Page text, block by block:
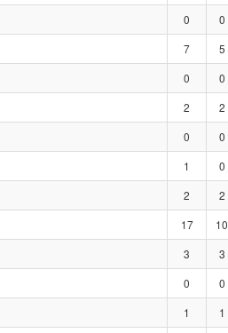
0 0
7 5
0 0
2 2
0 0
1 0
2 2
17 10
3 3
0 0
1 1